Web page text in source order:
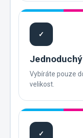
✓
Vybíráte pouze
velikost.
✓